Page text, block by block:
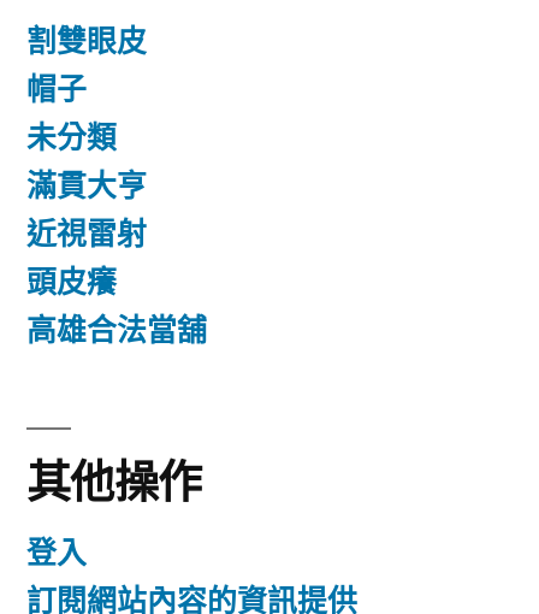
割雙眼皮
帽子
未分類
滿貫大亨
近視雷射
頭皮癢
高雄合法當舖
其他操作
登入
訂閱網站內容的資訊提供